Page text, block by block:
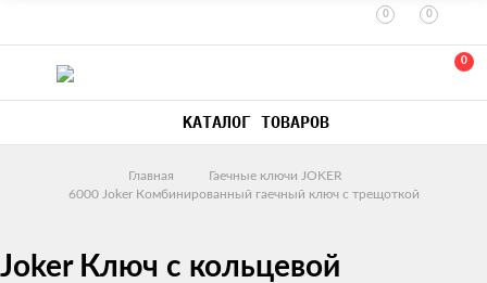
0 0
0
КАТАЛОГ ТОВАРОВ
Главная
Гаечные ключи JOKER
6000 Joker Комбинированный гаечный ключ с трещоткой
Joker Ключ с кольцевой